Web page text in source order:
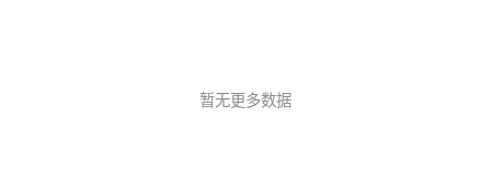
暂无更多数据